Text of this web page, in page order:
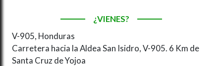
¿VIENES?
V-905, Honduras
Carretera hacia la Aldea San Isidro, V-905. 6 Km de
Santa Cruz de Yojoa